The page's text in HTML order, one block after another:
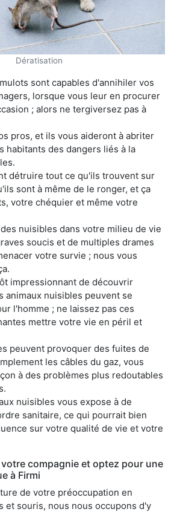
Dératisation
sont capables d'annihiler vos
lorsque vous leur en procurer
; alors ne tergiversez pas à
pros, et ils vous aideront à abriter
habitants des dangers liés à la
détruire tout ce qu'ils trouvent sur
sont à même de le ronger, et ça
votre chéquier et même votre
nuisibles dans votre milieu de vie
soucis et de multiples drames
votre survie ; nous vous
impressionnant de découvrir
animaux nuisibles peuvent se
l'homme ; ne laissez pas ces
mettre votre vie en péril et
peuvent provoquer des fuites de
les câbles du gaz, vous
à des problèmes plus redoutables
nuisibles vous expose à de
sanitaire, ce qui pourrait bien
sur votre qualité de vie et votre
votre compagnie et optez pour une
à Firmi
de votre préoccupation en
et souris, nous nous occupons d'y